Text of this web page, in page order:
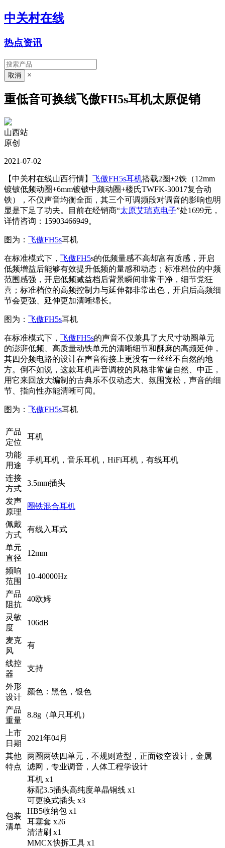
中关村在线
热点资讯
×
重低音可换线飞傲FH5s耳机太原促销
山西站
原创
2021-07-02
【中关村在线山西行情】 飞傲FH5s耳机搭载2圈+2铁（12mm
镀铍低频动圈+6mm镀铍中频动圈+楼氏TWFK-30017复合动
铁），不仅声音均衡全面，其三个可调频段对调音的影响也明
显是下足了功夫。目前在经销商“太原艾瑞克电子”处1699元，
详情咨询： 15903466949。
图为： 飞傲FH5s耳机
在标准模式下， 飞傲FH5s的低频量感不高却富有质感，开启
低频增益后能够有效提升低频的量感和动态；标准档位的中频
范围感强，开启低频减益档后背景瞬间非常干净，细节党狂
喜；标准档位的高频控制力与延伸都非常出色，开启后高频细
节会更强、延伸更加清晰绵长。
图为： 飞傲FH5s耳机
在标准模式下， 飞傲FH5s的声音不仅兼具了大尺寸动圈单元
的澎湃低频、高质量动铁单元的清晰细节和酥麻的高频延伸，
其四分频电路的设计在声音衔接上更没有一丝丝不自然的地
方。倒不如说，这款耳机声音调校的风格非常偏自然、中正，
用它来回放大编制的古典乐不仅动态大、氛围宽松，声音的细
节、指向性亦能清晰可闻。
图为： 飞傲FH5s耳机
产品
定位
耳机
功能
用途
手机耳机，音乐耳机，HiFi耳机，有线耳机
连接
方式
3.5mm插头
发声
原理
圈铁混合耳机
佩戴
方式
有线入耳式
单元
直径
12mm
频响
范围
10-40000Hz
产品
阻抗
40欧姆
灵敏
度
106dB
麦克
风
有
线控
器
支持
外形
设计
颜色：黑色，银色
产品
重量
8.8g（单只耳机）
上市
日期
2021年04月
其他
特点
两圈两铁四单元，不规则造型，正面镂空设计，金属
滤网，专业调音，人体工程学设计
包装
清单
耳机 x1
标配3.5插头高纯度单晶铜线 x1
可更换式插头 x3
HB5收纳包 x1
耳塞套 x26
清洁刷 x1
MMCX快拆工具 x1